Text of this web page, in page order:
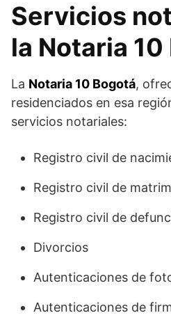
Servicios
la Notaria
La Notaria 10 Bogotá,
residenciados en esa
servicios notariales:
Registro civil de
Registro civil de
Registro civil de
Divorcios
Autenticaciones de
Autenticaciones de